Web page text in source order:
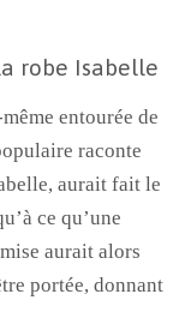
robe Isabelle
entourée de
raconte
aurait fait le
ce qu’une
aurait alors
portée, donnant